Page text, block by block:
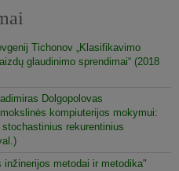
Tichonov „Klasifikavimo
glaudinimo sprendimai“ (2018
Dolgopolovas
kompiuterijos mokymui:
rekurentinius
metodai ir metodika"